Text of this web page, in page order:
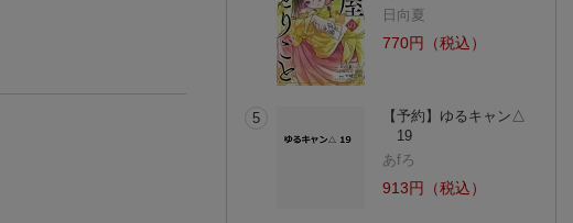
日向夏
770円（税込）
5
【予約】ゆるキャン△
19
あfろ
913円（税込）